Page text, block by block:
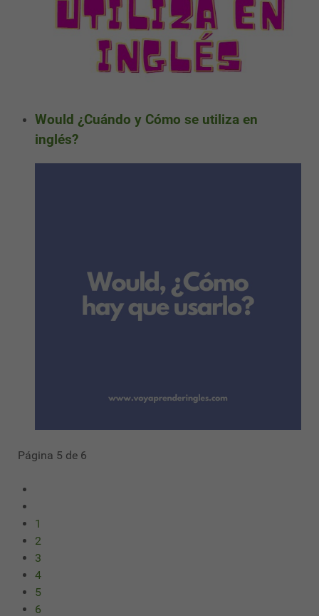
Would ¿Cuándo y Cómo se utiliza en
inglés?
Página 5 de 6
1
2
3
4
5
6